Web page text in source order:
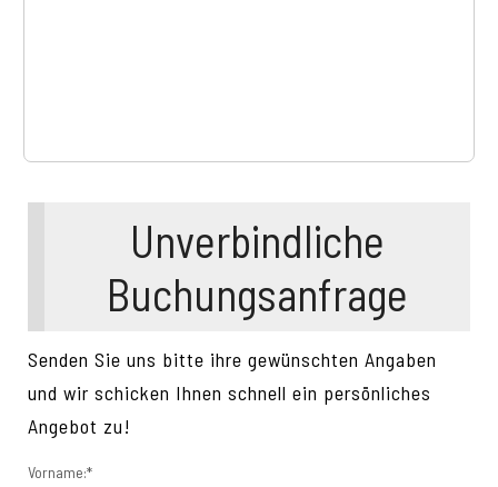
Unverbindliche
Buchungsanfrage
Senden Sie uns bitte ihre gewünschten Angaben
und wir schicken Ihnen schnell ein persönliches
Angebot zu!
Vorname:*